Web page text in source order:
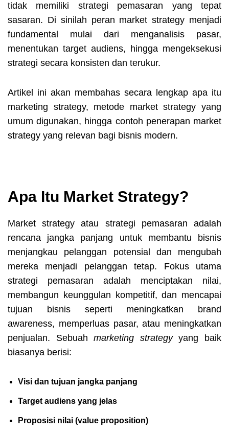
tidak memiliki strategi pemasaran yang tepat
sasaran. Di sinilah peran market strategy menjadi
fundamental mulai dari menganalisis pasar,
menentukan target audiens, hingga mengeksekusi
strategi secara konsisten dan terukur.
Artikel ini akan membahas secara lengkap apa itu
marketing strategy, metode market strategy yang
umum digunakan, hingga contoh penerapan market
strategy yang relevan bagi bisnis modern.
Apa Itu Market Strategy?
Market strategy atau strategi pemasaran adalah
rencana jangka panjang untuk membantu bisnis
menjangkau pelanggan potensial dan mengubah
mereka menjadi pelanggan tetap. Fokus utama
strategi pemasaran adalah menciptakan nilai,
membangun keunggulan kompetitif, dan mencapai
tujuan bisnis seperti meningkatkan brand
awareness, memperluas pasar, atau meningkatkan
penjualan. Sebuahmarketing strategyyang baik
biasanya berisi:
Visi dan tujuan jangka panjang
Target audiens yang jelas
Proposisi nilai (value proposition)